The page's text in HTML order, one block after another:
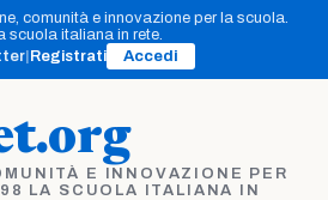
comunità e innovazione per la scuola.
scuola italiana in rete.
Registrati Accedi
E INNOVAZIONE PER
LA SCUOLA ITALIANA IN